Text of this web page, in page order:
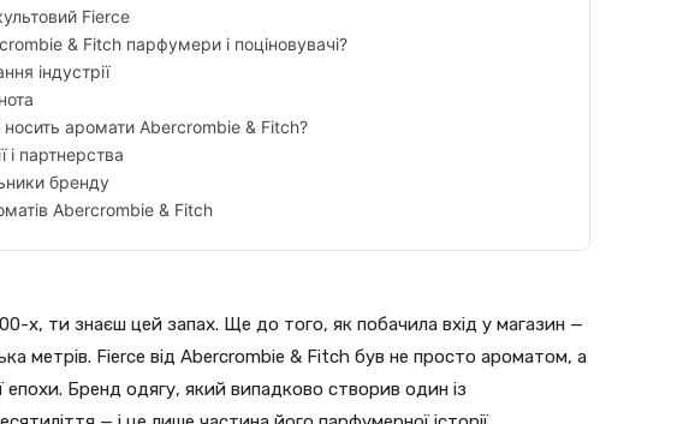
Fierce
& Fitch парфумери і поціновувачі?
індустрії
аромати Abercrombie & Fitch?
і партнерства
бренду
Abercrombie & Fitch
х, ти знаєш цей запах. Ще до того, як побачила вхід у магазин —
метрів. Fierce від Abercrombie & Fitch був не просто ароматом, а
Бренд одягу, який випадково створив один із